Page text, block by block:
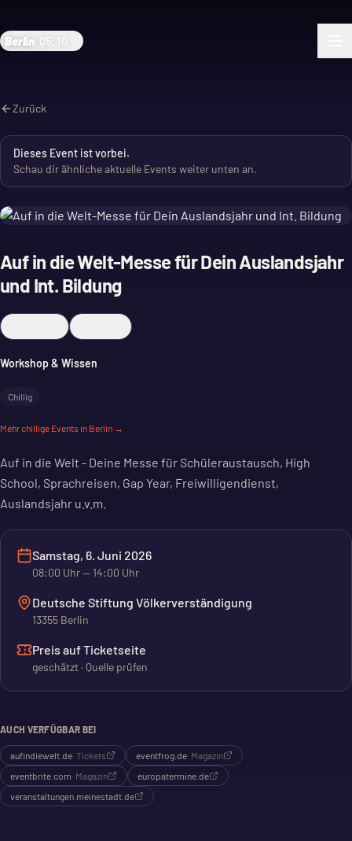
Berlin 05:10
Zurück
Dieses Event ist vorbei.
Schau dir ähnliche aktuelle Events weiter unten an.
Auf in die Welt-Messe für Dein Auslandsjahr
und Int. Bildung
Workshop & Wissen
Chillig
Mehrchillige Events in Berlin →
Auf in die Welt - Deine Messe für Schüleraustausch, High
School, Sprachreisen, Gap Year, Freiwilligendienst,
Auslandsjahr u.v.m.
Samstag, 6. Juni 2026
08:00 Uhr— 14:00 Uhr
Deutsche Stiftung Völkerverständigung
13355 Berlin
Preis auf Ticketseite
geschätzt · Quelle prüfen
AUCH VERFÜGBAR BEI
aufindiewelt.de· Tickets eventfrog.de· Magazin
eventbrite.com· Magazin
europatermine.de
veranstaltungen.meinestadt.de